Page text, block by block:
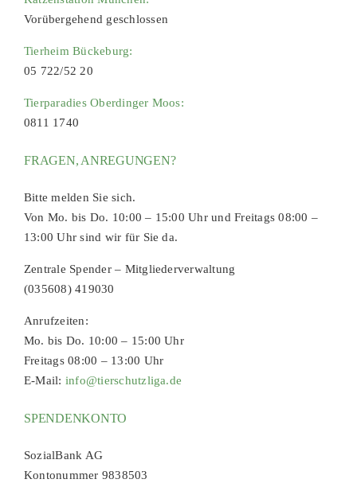
Vorübergehend geschlossen
Tierheim Bückeburg:
05 722/52 20
Tierparadies Oberdinger Moos:
0811 1740
FRAGEN, ANREGUNGEN?
Bitte melden Sie sich.
Von Mo. bis Do. 10:00 – 15:00 Uhr und Freitags 08:00 –
13:00 Uhr sind wir für Sie da.
Zentrale Spender – Mitgliederverwaltung
(035608) 419030
Anrufzeiten:
Mo. bis Do. 10:00 – 15:00 Uhr
Freitags 08:00 – 13:00 Uhr
E-Mail: info@tierschutzliga.de
SPENDENKONTO
SozialBank AG
Kontonummer 9838503